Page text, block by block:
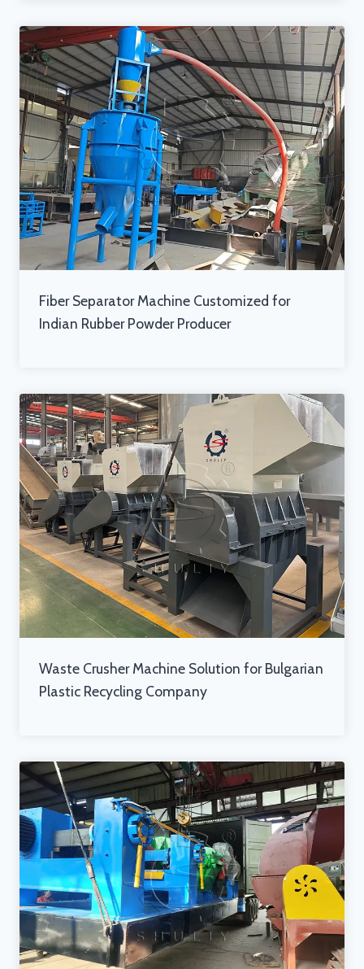
Fiber Separator Machine Customized for
Indian Rubber Powder Producer
Waste Crusher Machine Solution for Bulgarian
Plastic Recycling Company